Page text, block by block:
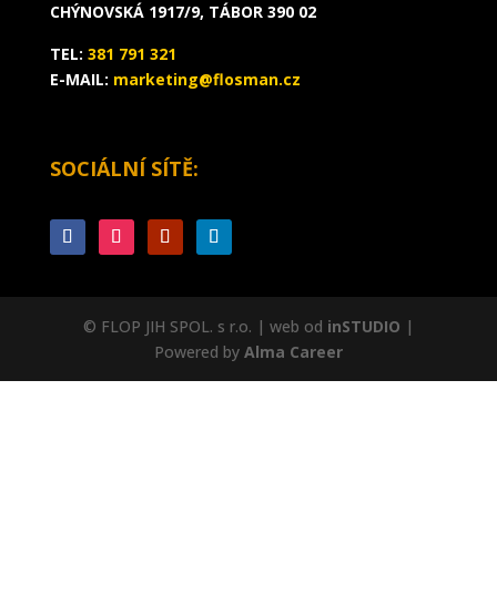
CHÝNOVSKÁ 1917/9, TÁBOR 390 02
TEL: 381 791 321
E-MAIL: marketing@flosman.cz
SOCIÁLNÍ SÍTĚ:
© FLOP JIH SPOL. s r.o. | web od inSTUDIO |
Powered by Alma Career